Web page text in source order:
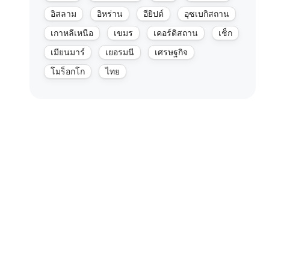
อิสลาม
อิหร่าน อียิปต์
อุซเบกิสถาน
เกาหลีเหนือ
เขมร เคอร์ดิสถาน
เช็ก
เมียนมาร์
เยอรมนี
เศรษฐกิจ
โมร็อกโก
ไทย